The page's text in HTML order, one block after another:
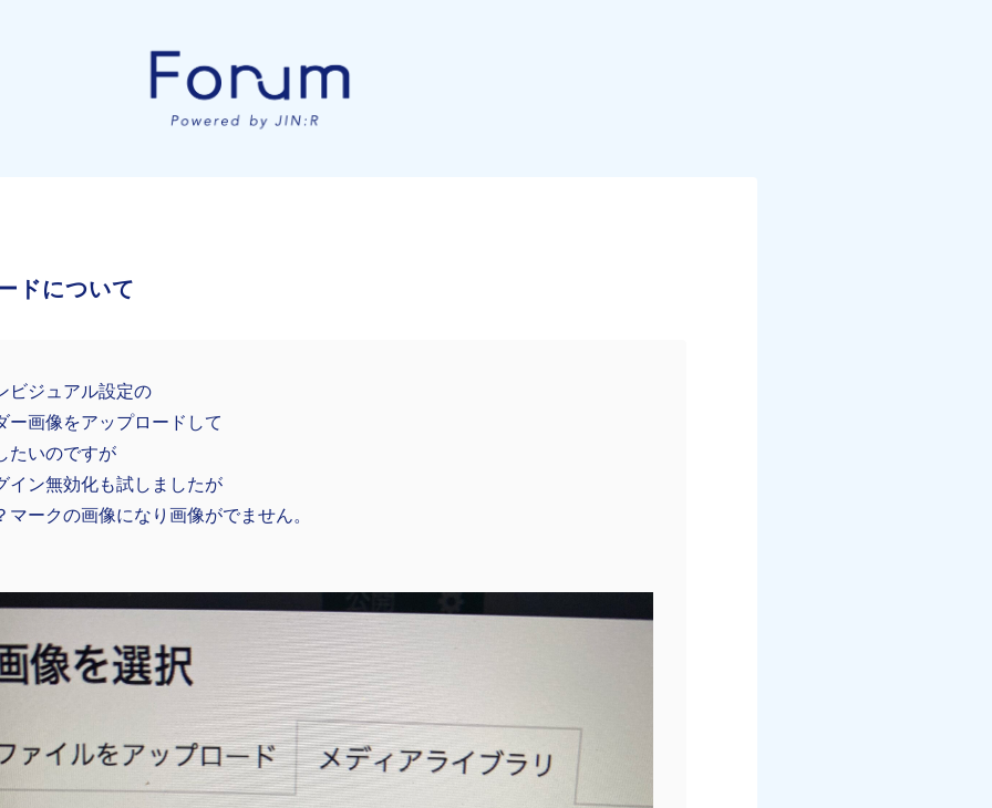
ドについて
ビジュアル設定の
ー画像をアップロードして
たいのですが
イン無効化も試しましたが
マークの画像になり画像がでません。